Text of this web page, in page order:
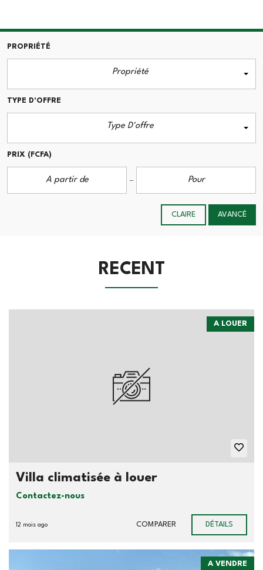
PROPRIÉTÉ
Propriété
TYPE D'OFFRE
Type D'offre
PRIX (FCFA)
CLAIRE AVANCÉ
RECENT
A LOUER
Villa climatisée à louer
Contactez-nous
12 mois ago COMPARER DÉTAILS
A VENDRE